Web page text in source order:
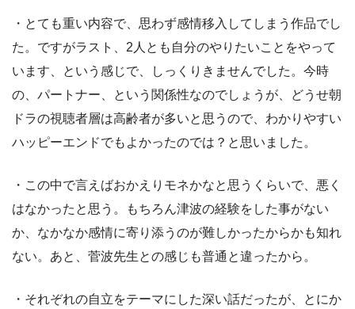
・とても重い内容で、思わず感情移入してしまう作品でし
た。ですがラスト、2人とも自分のやりたいことをやって
います、という感じで、しっくりきませんでした。今時
の、パートナー、という関係性なのでしょうが、どうせ朝
ドラの視聴者層は高齢者が多いと思うので、わかりやすい
ハッピーエンドでもよかったのでは？と思いました。
・この中で言えばおかえりモネかなと思うくらいで、悪く
はなかったと思う。もちろん津波の経験をした事がない
か、なかなか感情に寄り添うのが難しかったからかも知れ
ない。あと、菅波先生との感じも普通と違ったから。
・それぞれの自立をテーマにした深い話だったが、とにか